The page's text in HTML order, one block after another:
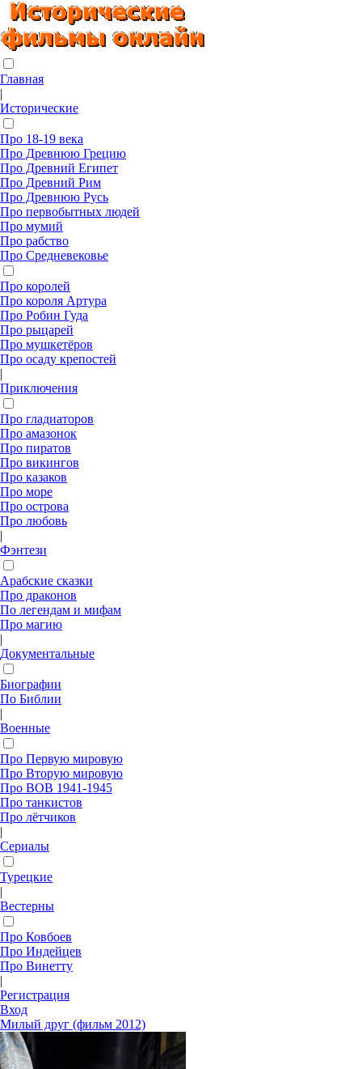
Главная
|
Исторические
Про 18-19 века
Про Древнюю Грецию
Про Древний Египет
Про Древний Рим
Про Древнюю Русь
Про первобытных людей
Про мумий
Про рабство
Про Средневековье
Про королей
Про короля Артура
Про Робин Гуда
Про рыцарей
Про мушкетёров
Про осаду крепостей
|
Приключения
Про гладиаторов
Про амазонок
Про пиратов
Про викингов
Про казаков
Про море
Про острова
Про любовь
|
Фэнтези
Арабские сказки
Про драконов
По легендам и мифам
Про магию
|
Документальные
Биографии
По Библии
|
Военные
Про Первую мировую
Про Вторую мировую
Про ВОВ 1941-1945
Про танкистов
Про лётчиков
|
Сериалы
Турецкие
|
Вестерны
Про Ковбоев
Про Индейцев
Про Винетту
|
Регистрация
Вход
Милый друг (фильм 2012)